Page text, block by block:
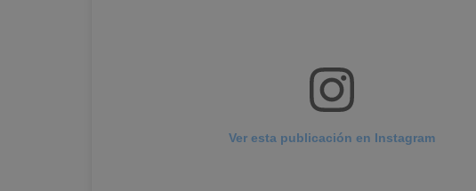
Ver esta publicación en Instagram